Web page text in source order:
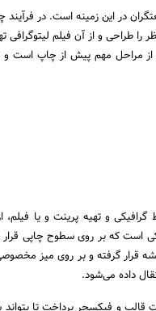
در این زمینه است. در فرآیند
طراحی و از آن فیلم لیتوگرافی
مراحل مهم پیش از چاپ است و
و تهیه پرینت و یا فیلم،
است که بر روی سطوح چاپی
داده می‌شود.